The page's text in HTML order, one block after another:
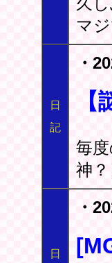
マ
日
記
・
毎
神
日
・